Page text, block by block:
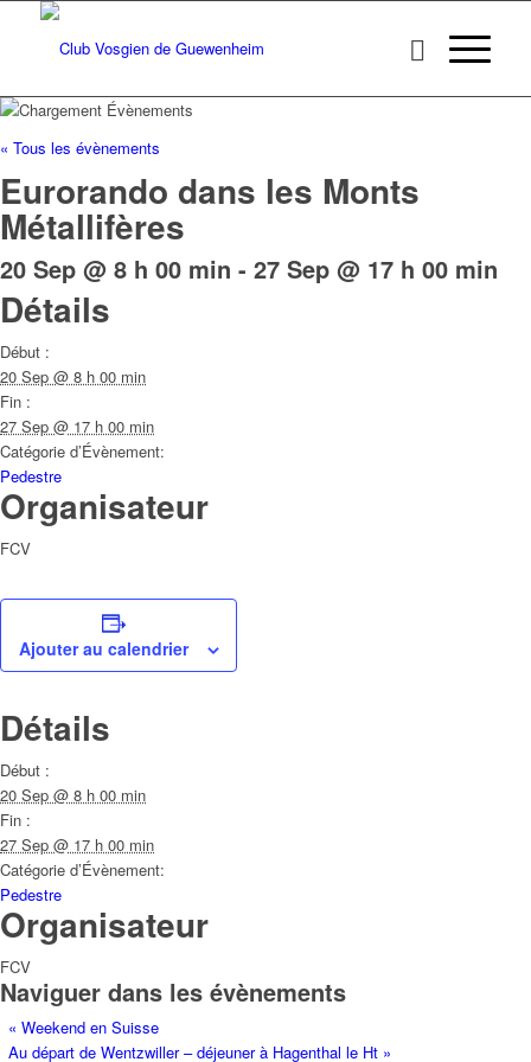
« Tous les évènements
Eurorando dans les Monts
Métallifères
20 Sep @ 8 h 00 min - 27 Sep @ 17 h 00 min
Détails
Début :
20 Sep @ 8 h 00 min
Fin :
27 Sep @ 17 h 00 min
Catégorie d’Évènement:
Pedestre
Organisateur
FCV
Ajouter au calendrier
Détails
Début :
20 Sep @ 8 h 00 min
Fin :
27 Sep @ 17 h 00 min
Catégorie d’Évènement:
Pedestre
Organisateur
FCV
Naviguer dans les évènements
« Weekend en Suisse
Au départ de Wentzwiller – déjeuner à Hagenthal le Ht »